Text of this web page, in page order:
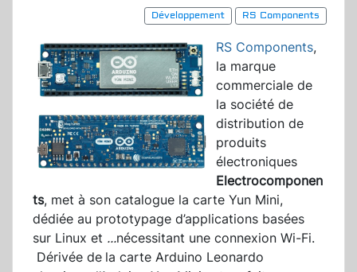
Développement
RS Components
RS Components,
la marque
commerciale de
la société de
distribution de
produits
électroniques
Electrocomponen
ts, met à son catalogue la carte Yun Mini,
dédiée au prototypage d’applications basées
sur Linux et ...nécessitant une connexion Wi-Fi.
Dérivée de la carte Arduino Leonardo